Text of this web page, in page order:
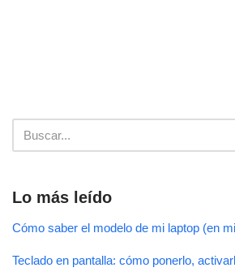
Lo más leído
Cómo saber el modelo de mi laptop (en
Teclado en pantalla: cómo ponerlo,